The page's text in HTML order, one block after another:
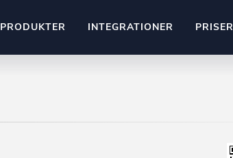
PRODUKTER INTEGRATIONER PRISER